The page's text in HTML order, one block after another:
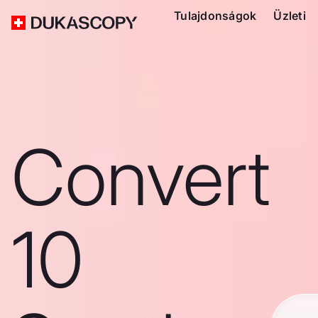
Tulajdonságok Üzleti
Convert
10